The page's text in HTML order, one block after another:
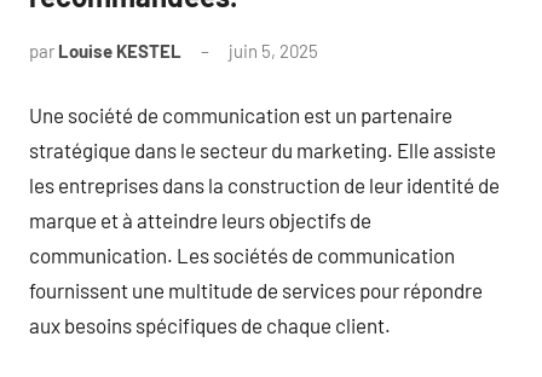
par Louise KESTEL juin 5, 2025
Une société de communication est un partenaire
stratégique dans le secteur du marketing. Elle assiste
les entreprises dans la construction de leur identité de
marque et à atteindre leurs objectifs de
communication. Les sociétés de communication
fournissent une multitude de services pour répondre
aux besoins spécifiques de chaque client.